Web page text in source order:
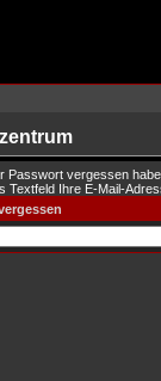
Passwort vergessen
Textfeld Ihre E-Mail-